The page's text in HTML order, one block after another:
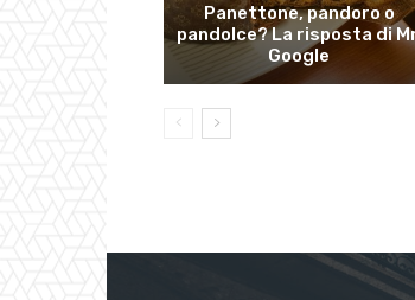
Panettone, pandoro o
pandolce? La risposta di
Google